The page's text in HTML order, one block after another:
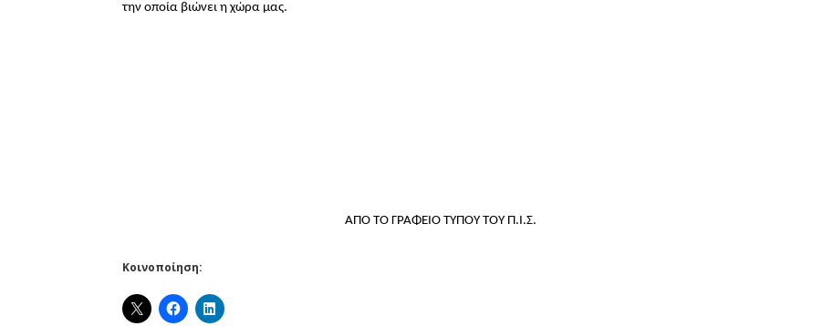
την οποία βιώνει η χώρα μας.
ΑΠΟ ΤΟ ΓΡΑΦΕΙΟ ΤΥΠΟΥ ΤΟΥ Π.Ι.Σ.
Κοινοποίηση: